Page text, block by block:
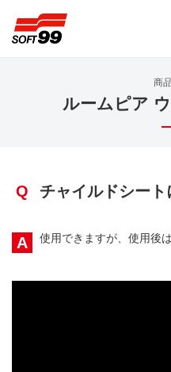
商
ルームピア
Q チャイルドシー
A 使用できますが、使用後